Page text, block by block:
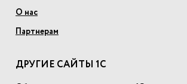
О нас
Партнерам
ДРУГИЕ САЙТЫ 1С